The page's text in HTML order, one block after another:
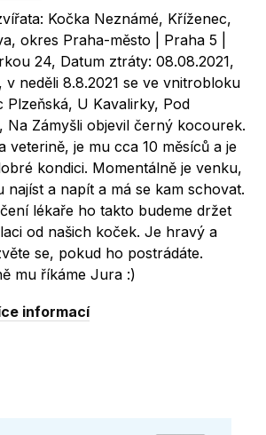
Kočka Neznámé, Kříženec,
okres Praha-město | Praha 5 |
24, Datum ztráty: 08.08.2021,
v neděli 8.8.2021 se ve vnitrobloku
Plzeňská, U Kavalirky, Pod
Na Zámyšli objevil černý kocourek.
veterině, je mu cca 10 měsíců a je
kondici. Momentálně je venku,
najíst a napít a má se kam schovat.
lékaře ho takto budeme držet
od našich koček. Je hravý a
se, pokud ho postrádáte.
mu říkáme Jura :)
informací